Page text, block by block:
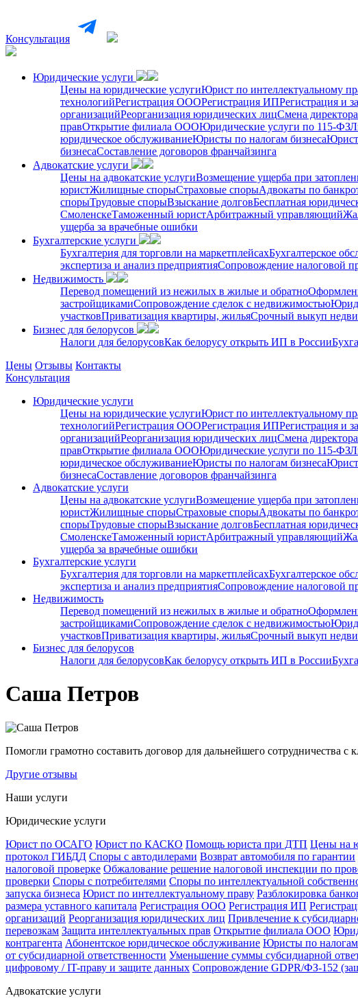
Консультация
Юридические услуги
Цены на юридические услугиЮрист по интеллектуальному
технологийРегистрация ОООРегистрация ИПРегистрация и
организацийРеорганизация юридических лицСмена
правОткрытие филиала ОООЮридические услуги по 115-ФЗ
юридическое обслуживаниеЮристы по налогам бизнесаЮрист
бизнесаСоставление договоров франчайзинга
Адвокатские услуги
Цены на адвокатские услугиВозмещение ущерба при
юристЖилищные спорыСтраховые спорыАдвокаты по
спорыТрудовые спорыВзыскание долговБесплатная
СмоленскеТаможенный юристАрбитражный управляющий
ущерба за врачебные ошибки
Бухгалтерские услуги
Бухгалтерия для торговли на маркетплейсахБухгалтерское
экспертиза и анализ предприятияСопровождение налоговой
Недвижимость
Перевод помещений из нежилых в жилые и обратно
застройщикамиСопровождение сделок с недвижимостью
участковПриватизация квартиры, жильяСрочный выкуп
Бизнес для белорусов
Налоги для белорусовКак белорусу открыть ИП в России
Цены Отзывы Контакты
Консультация
Юридические услуги
Цены на юридические услугиЮрист по интеллектуальному
технологийРегистрация ОООРегистрация ИПРегистрация и
организацийРеорганизация юридических лицСмена
правОткрытие филиала ОООЮридические услуги по 115-ФЗ
юридическое обслуживаниеЮристы по налогам бизнесаЮрист
бизнесаСоставление договоров франчайзинга
Адвокатские услуги
Цены на адвокатские услугиВозмещение ущерба при
юристЖилищные спорыСтраховые спорыАдвокаты по
спорыТрудовые спорыВзыскание долговБесплатная
СмоленскеТаможенный юристАрбитражный управляющий
ущерба за врачебные ошибки
Бухгалтерские услуги
Бухгалтерия для торговли на маркетплейсахБухгалтерское
экспертиза и анализ предприятияСопровождение налоговой
Недвижимость
Перевод помещений из нежилых в жилые и обратно
застройщикамиСопровождение сделок с недвижимостью
участковПриватизация квартиры, жильяСрочный выкуп
Бизнес для белорусов
Налоги для белорусовКак белорусу открыть ИП в России
Саша Петров
Помогли грамотно составить договор для дальнейшего сотрудничества
Другие отзывы
Наши услуги
Юридические услуги
Юрист по ОСАГО Юрист по КАСКО Помощь юриста при ДТП Цены на
протокол ГИБДД Споры с автодилерами Возврат автомобиля по гарантии
налоговой проверке Обжалование решение налоговой инспекции по
проверки Споры с потребителями Споры по интеллектуальной
запуска бизнеса Юрист по интеллектуальному праву Разблокировка
размера уставного капитала Регистрация ООО Регистрация ИП
организаций Реорганизация юридических лиц Привлечение к
перевозкам Защита интеллектуальных прав Открытие филиала ООО
контрагента Абонентское юридическое обслуживание Юристы по налогам
от субсидиарной ответственности Уменьшение суммы субсидиарной
цифровому / IT-праву и защите данных Сопровождение GDPR/ФЗ-152
Адвокатские услуги